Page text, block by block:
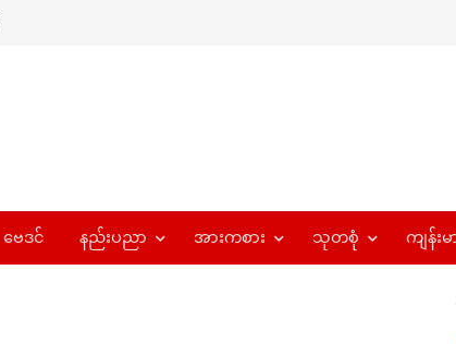
ဗေဒင် နည်းပညာ အားကစား သုတစုံ ကျန်းမ